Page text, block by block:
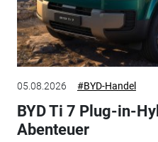
05.08.2026 #BYD-Handel
BYD Ti 7 Plug-in-
Abenteuer